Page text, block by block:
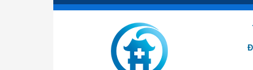
TRUNG
- Cơ sở 2: